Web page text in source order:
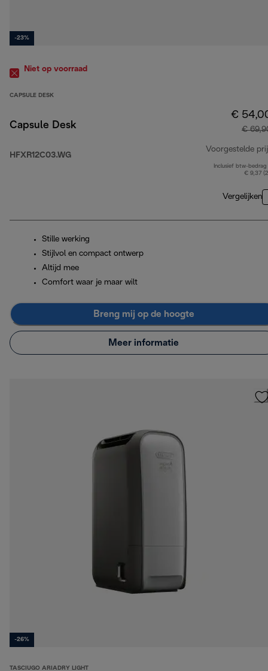
-23%
Niet op voorraad
CAPSULE DESK
Capsule Desk
HFXR12C03.WG
€
€
Voorgestelde
Inclusief btw-bedrag
€ 9,37
Vergelijken
Stille werking
Stijlvol en compact ontwerp
Altijd mee
Comfort waar je maar wilt
Breng mij op de hoogte
Meer informatie
-26%
TASCIUGO ARIADRY LIGHT